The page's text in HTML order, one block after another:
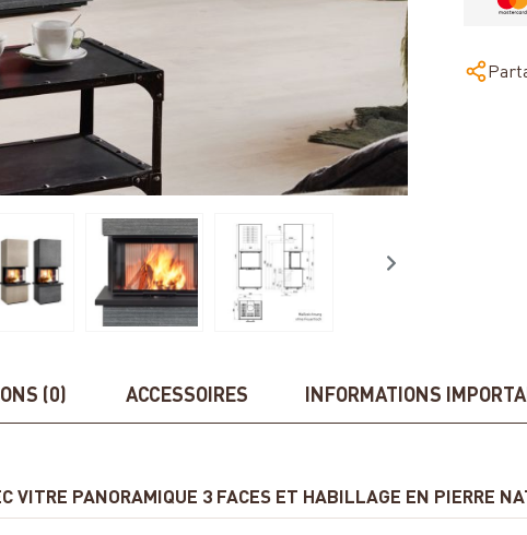
(0) ACCESSOIRES INFORMATIONS
VITRE PANORAMIQUE 3 FACES ET HABILLAGE EN PIERRE